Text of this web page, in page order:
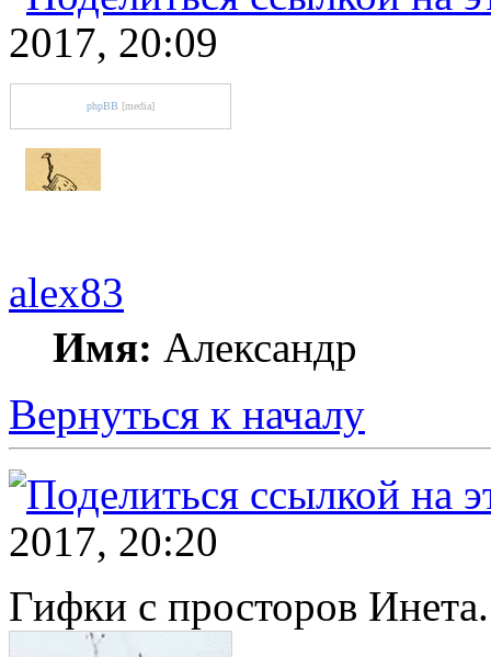
2017, 20:09
phpBB [media]
alex83
Имя: Александр
Вернуться к началу
2017, 20:20
Гифки с просторов